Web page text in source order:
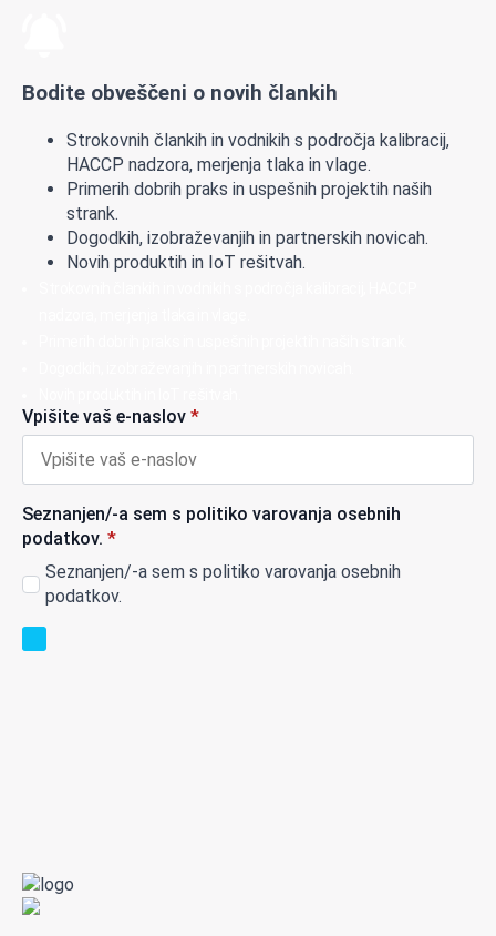
Bodite obveščeni o novih člankih
Strokovnih člankih in vodnikih s področja kalibracij,
HACCP nadzora, merjenja tlaka in vlage.
Primerih dobrih praks in uspešnih projektih naših
strank.
Dogodkih, izobraževanjih in partnerskih novicah.
Novih produktih in IoT rešitvah.
Vpišite vaš e-naslov *
Seznanjen/-a sem s politiko varovanja osebnih
podatkov. *
Seznanjen/-a sem s politiko varovanja osebnih
podatkov.